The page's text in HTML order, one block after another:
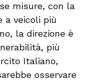
misure, con la
a veicoli più
la direzione è
più
Italiano,
osservare